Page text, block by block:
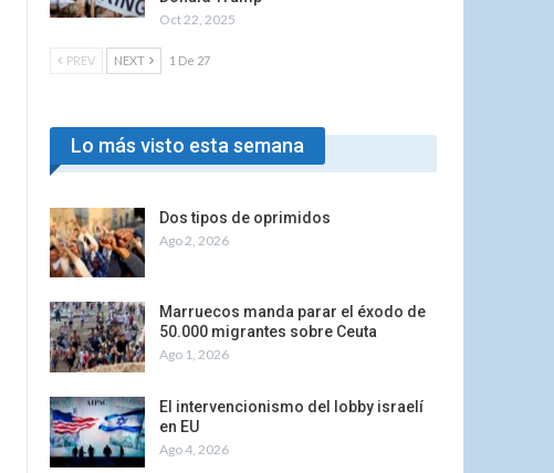
Oct 22, 2025
PREV NEXT 1 De 27
Lo más visto esta semana
Dos tipos de oprimidos
Ago 2, 2026
Marruecos manda parar el éxodo de
50.000 migrantes sobre Ceuta
Ago 1, 2026
El intervencionismo del lobby israelí
en EU
Ago 4, 2026